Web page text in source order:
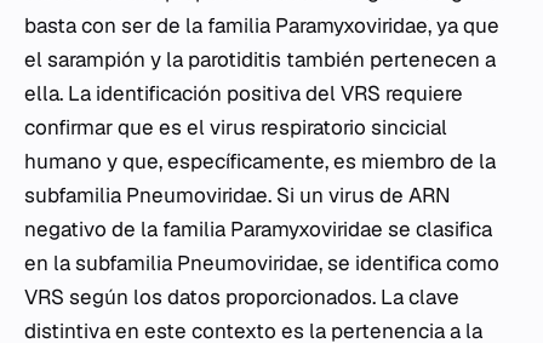
basta con ser de la familia Paramyxoviridae, ya que
el sarampión y la parotiditis también pertenecen a
ella. La identificación positiva del VRS requiere
confirmar que es el virus respiratorio sincicial
humano y que, específicamente, es miembro de la
subfamilia Pneumoviridae. Si un virus de ARN
negativo de la familia Paramyxoviridae se clasifica
en la subfamilia Pneumoviridae, se identifica como
VRS según los datos proporcionados. La clave
distintiva en este contexto es la pertenencia a la